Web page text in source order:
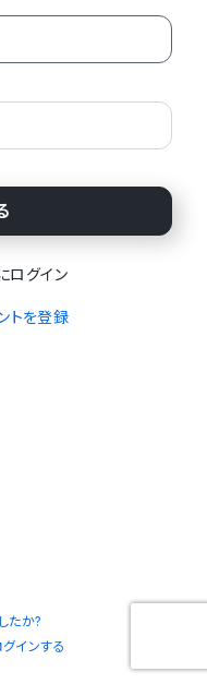
ログイン
トを登録
たか?
インする